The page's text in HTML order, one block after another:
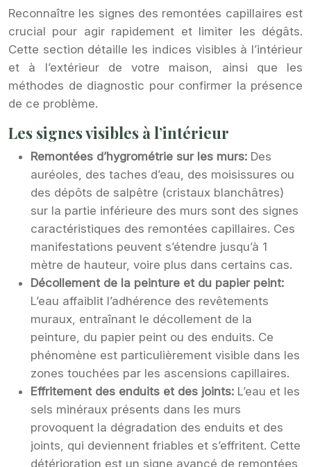
Reconnaître les signes des remontées capillaires est
crucial pour agir rapidement et limiter les dégâts.
Cette section détaille les indices visibles à l’intérieur
et à l’extérieur de votre maison, ainsi que les
méthodes de diagnostic pour confirmer la présence
de ce problème.
Les signes visibles à l’intérieur
Remontées d’hygrométrie sur les murs: Des
auréoles, des taches d’eau, des moisissures ou
des dépôts de salpêtre (cristaux blanchâtres)
sur la partie inférieure des murs sont des signes
caractéristiques des remontées capillaires. Ces
manifestations peuvent s’étendre jusqu’à 1
mètre de hauteur, voire plus dans certains cas.
Décollement de la peinture et du papier peint:
L’eau affaiblit l’adhérence des revêtements
muraux, entraînant le décollement de la
peinture, du papier peint ou des enduits. Ce
phénomène est particulièrement visible dans les
zones touchées par les ascensions capillaires.
Effritement des enduits et des joints: L’eau et les
sels minéraux présents dans les murs
provoquent la dégradation des enduits et des
joints, qui deviennent friables et s’effritent. Cette
détérioration est un signe avancé de remontées